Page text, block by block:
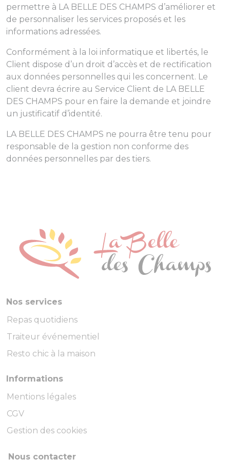
permettre à LA BELLE DES CHAMPS d’améliorer et
de personnaliser les services proposés et les
informations adressées.
Conformément à la loi informatique et libertés, le
Client dispose d’un droit d’accès et de rectification
aux données personnelles qui les concernent. Le
client devra écrire au Service Client de LA BELLE
DES CHAMPS pour en faire la demande et joindre
un justificatif d’identité.
LA BELLE DES CHAMPS ne pourra être tenu pour
responsable de la gestion non conforme des
données personnelles par des tiers.
Nos services
Repas quotidiens
Traiteur événementiel
Resto chic à la maison
Informations
Mentions légales
CGV
Gestion des cookies
Nous contacter